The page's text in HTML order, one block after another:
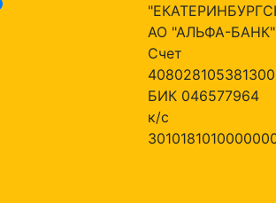
АО "АЛЬФА-БАНК"
Счет
БИК 046577964
к/с